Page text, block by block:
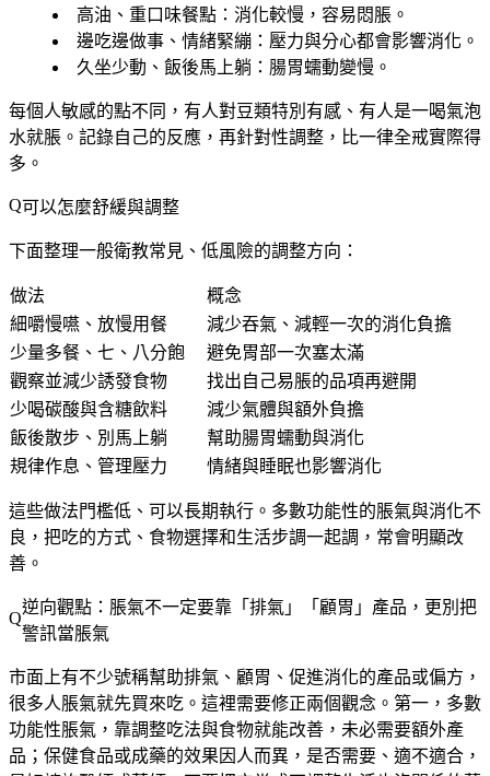
高油、重口味餐點 ：消化較慢，容易悶脹。
邊吃邊做事、情緒緊繃 ：壓力與分心都會影響消化。
久坐少動、飯後馬上躺 ：腸胃蠕動變慢。
每個人敏感的點不同， 有人對豆類特別有感、有人是一喝氣泡
水就脹 。記錄自己的反應，再針對性調整，比一律全戒實際得
多。
可以怎麼舒緩與調整
下面整理一般衛教常見、低風險的調整方向：
做法
概念
細嚼慢嚥、放慢用餐
減少吞氣、減輕一次的消化負擔
少量多餐、七、八分飽
避免胃部一次塞太滿
觀察並減少誘發食物
找出自己易脹的品項再避開
少喝碳酸與含糖飲料
減少氣體與額外負擔
飯後散步、別馬上躺
幫助腸胃蠕動與消化
規律作息、管理壓力
情緒與睡眠也影響消化
這些做法門檻低、可以長期執行。多數功能性的脹氣與消化不
良，把吃的方式、食物選擇和生活步調一起調，常會明顯改
善。
逆向觀點：脹氣不一定要靠「排氣」「顧胃」產品，更別把
警訊當脹氣
市面上有不少號稱幫助排氣、顧胃、促進消化的產品或偏方，
很多人脹氣就先買來吃。這裡需要修正兩個觀念。第一， 多數
功能性脹氣，靠調整吃法與食物就能改善 ，未必需要額外產
品；保健食品或成藥的效果因人而異，是否需要、適不適合，